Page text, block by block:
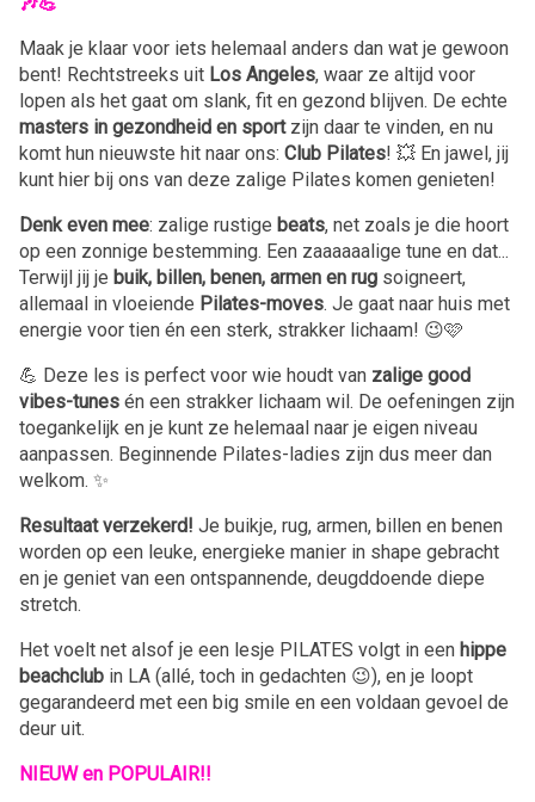
Maak je klaar voor iets helemaal anders dan wat je gewoon
bent! Rechtstreeks uit Los Angeles, waar ze altijd voor
lopen als het gaat om slank, fit en gezond blijven. De echte
masters in gezondheid en sport zijn daar te vinden, en nu
komt hun nieuwste hit naar ons: Club Pilates! 💥 En jawel, jij
kunt hier bij ons van deze zalige Pilates komen genieten!
Denk even mee: zalige rustige beats, net zoals je die hoort
op een zonnige bestemming. Een zaaaaaalige tune en dat...
Terwijl jij je buik, billen, benen, armen en rug soigneert,
allemaal in vloeiende Pilates-moves. Je gaat naar huis met
energie voor tien én een sterk, strakker lichaam! 😉🩷
💪 Deze les is perfect voor wie houdt van zalige good
vibes-tunes én een strakker lichaam wil. De oefeningen zijn
toegankelijk en je kunt ze helemaal naar je eigen niveau
aanpassen. Beginnende Pilates-ladies zijn dus meer dan
welkom. ✨
Resultaat verzekerd! Je buikje, rug, armen, billen en benen
worden op een leuke, energieke manier in shape gebracht
en je geniet van een ontspannende, deugddoende diepe
stretch.
Het voelt net alsof je een lesje PILATES volgt in een hippe
beachclub in LA (allé, toch in gedachten 😉), en je loopt
gegarandeerd met een big smile en een voldaan gevoel de
deur uit.
NIEUW en POPULAIR!!